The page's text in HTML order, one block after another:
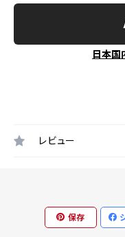
日本国
レビュー
保存